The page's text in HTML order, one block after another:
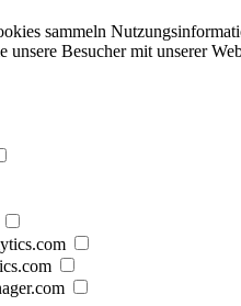
sammeln
unsere Besucher mit unserer